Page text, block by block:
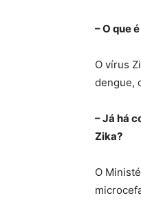
– O que
O vírus
dengue,
– Já há
Zika?
O